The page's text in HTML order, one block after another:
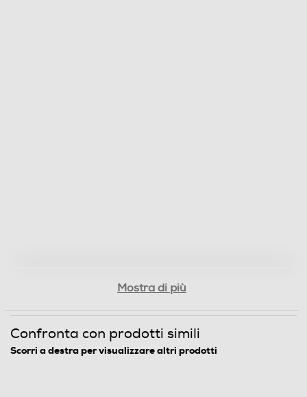
Mostra di più
Confronta con prodotti simili
Scorri a destra per visualizzare altri prodotti